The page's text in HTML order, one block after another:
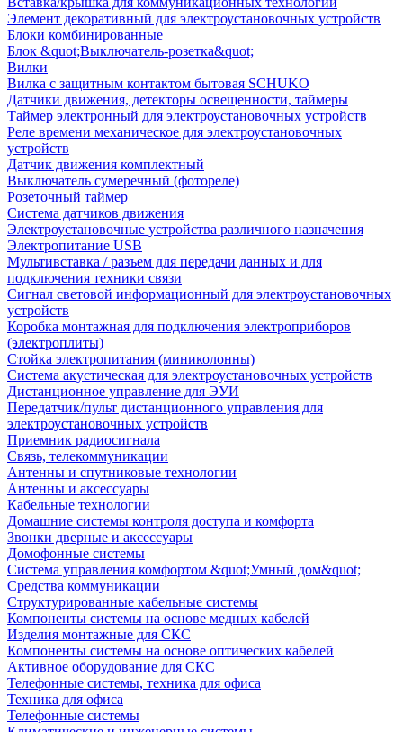
Элемент декоративный для электроустановочных устройств
Блоки комбинированные
Блок &quot;Выключатель-розетка&quot;
Вилки
Вилка с защитным контактом бытовая SCHUKO
Датчики движения, детекторы освещенности, таймеры
Таймер электронный для электроустановочных устройств
Реле времени механическое для электроустановочных
устройств
Датчик движения комплектный
Выключатель сумеречный (фотореле)
Розеточный таймер
Система датчиков движения
Электроустановочные устройства различного назначения
Электропитание USB
Мультивставка / разъем для передачи данных и для
подключения техники связи
Сигнал световой информационный для электроустановочных
устройств
Коробка монтажная для подключения электроприборов
(электроплиты)
Стойка электропитания (миниколонны)
Система акустическая для электроустановочных устройств
Дистанционное управление для ЭУИ
Передатчик/пульт дистанционного управления для
электроустановочных устройств
Приемник радиосигнала
Связь, телекоммуникации
Антенны и спутниковые технологии
Антенны и аксессуары
Кабельные технологии
Домашние системы контроля доступа и комфорта
Звонки дверные и аксессуары
Домофонные системы
Система управления комфортом &quot;Умный дом&quot;
Средства коммуникации
Структурированные кабельные системы
Компоненты системы на основе медных кабелей
Изделия монтажные для СКС
Компоненты системы на основе оптических кабелей
Активное оборудование для СКС
Телефонные системы, техника для офиса
Техника для офиса
Телефонные системы